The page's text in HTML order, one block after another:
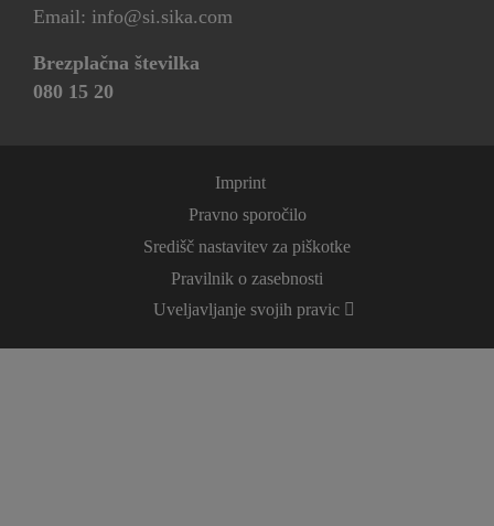
Email: info@si.sika.com
Brezplačna številka
080 15 20
Imprint
Pravno sporočilo
Središč nastavitev za piškotke
Pravilnik o zasebnosti
Uveljavljanje svojih pravic